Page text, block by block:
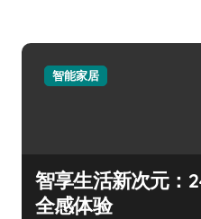
智能家居
智享生活新次元：
全感体验